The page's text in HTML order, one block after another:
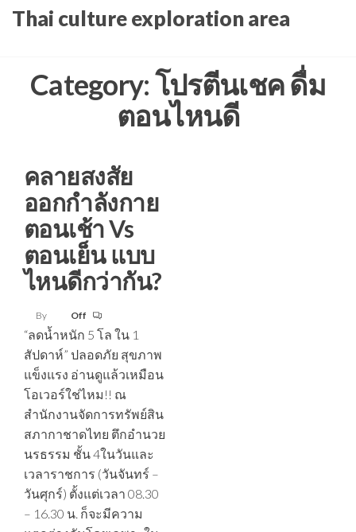
Skip
content
Thai culture exploration area
Category:โปรตีนเชค ดื่ม
ตอนไหนดี
คลายสงสัย
ออกกำลังกาย
ตอนเช้า Vs
ตอนเย็น แบบ
ไหนดีกว่ากัน?
By Off
“ลดน้ำหนัก 5 โล ใน 1
สัปดาห์” ปลอดภัย สุขภาพ
แข็งแรง อ่านดูแล้วเหมือน
โอเวอร์ใช่ไหม!! ณ
สำนักงานจัดการทรัพย์สิน
สภากาชาดไทย ตึกอำนวย
นรธรรม ชั้น 4ในวันและ
เวลาราชการ (วันจันทร์ –
วันศุกร์) ตั้งแต่เวลา 08.30
– 16.30 น. ก็จะมีความ